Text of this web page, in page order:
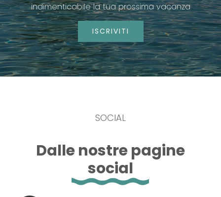
indimenticabile la tua prossima vacanza
ISCRIVITI
SOCIAL
Dalle nostre pagine
social